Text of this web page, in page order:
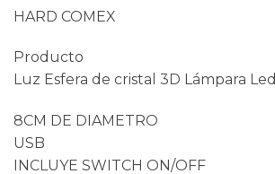
HARD COMEX
Producto
Luz Esfera de cristal 3D Lámpara Led
8CM DE DIAMETRO
USB
INCLUYE SWITCH ON/OFF